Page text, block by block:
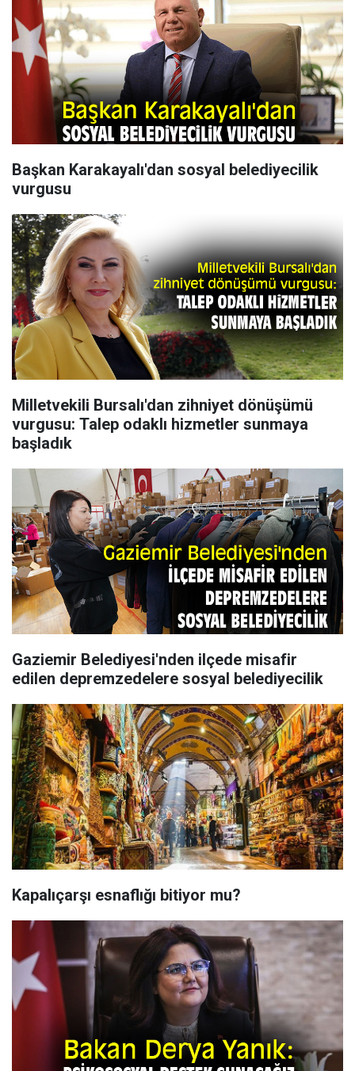
Başkan Karakayalı'dan sosyal belediyecilik
vurgusu
Milletvekili Bursalı'dan zihniyet dönüşümü
vurgusu: Talep odaklı hizmetler sunmaya
başladık
Gaziemir Belediyesi'nden ilçede misafir
edilen depremzedelere sosyal belediyecilik
Kapalıçarşı esnaflığı bitiyor mu?